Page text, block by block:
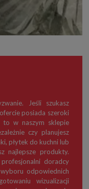
Jeśli szukasz
posiada szeroki
to w naszym sklepie
czy planujesz
płytek do kuchni lub
najlepsze produkty.
doradcy
odpowiednich
wizualizacji